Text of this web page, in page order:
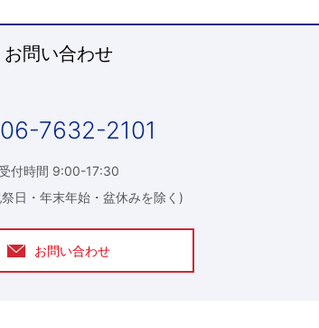
お問い合わせ
06-7632-2101
付時間 9:00-17:30
日・年末年始・盆休みを除く)
お問い合わせ